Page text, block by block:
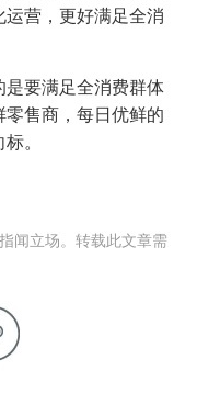
营，更好满足全消
要满足全消费群体
售商，每日优鲜的
。
闻立场。转载此文章需